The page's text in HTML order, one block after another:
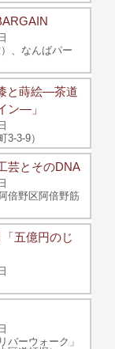
、なんばパー
と蒔絵―茶道
ン―」
3-9）
芸とそのDNA
倍野区阿倍野筋
五億円のじ
バーウォーク」